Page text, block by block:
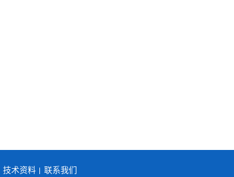
技术资料 联系我们